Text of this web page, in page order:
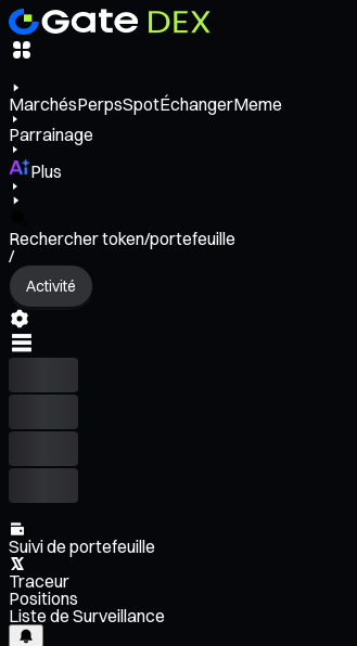
MarchésPerpsSpotÉchangerMeme
Parrainage
Plus
Rechercher token/portefeuille
/
Activité
Suivi de portefeuille
Traceur
Positions
Liste de Surveillance